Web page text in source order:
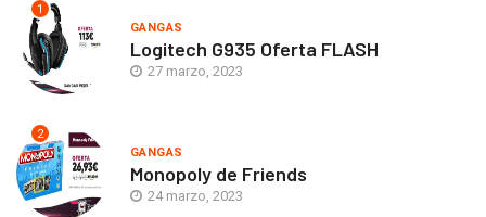
1
GANGAS
Logitech G935 Oferta FLASH
27 marzo, 2023
2
GANGAS
Monopoly de Friends
24 marzo, 2023